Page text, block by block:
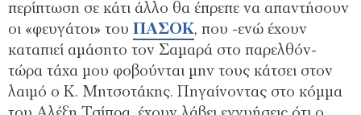
περίπτωση σε κάτι άλλο θα έπρεπε να απαντήσουν
οι «φευγάτοι» του ΠΑΣΟΚ, που -ενώ έχουν
καταπιεί αμάσητο τον Σαμαρά στο παρελθόν-
τώρα τάχα μου φοβούνται μην τους κάτσει στον
λαιμό ο Κ. Μητσοτάκης. Πηγαίνοντας στο κόμμα